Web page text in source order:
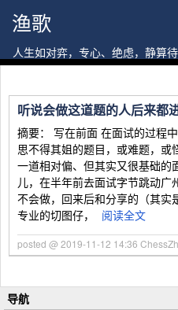
渔歌
人生如对弈，专心、绝虑，静算
听说会做这道题的人后来都
摘要： 写在前面 在面试的过程
思不得其姐的题目，或难题，
一道相对偏、但其实又很基础的
儿，在半年前去面试字节跳动
不会做，回来后和分享的（其实
专业的切图仔，
阅读全文
posted @ 2019-11-12 14:36
导航